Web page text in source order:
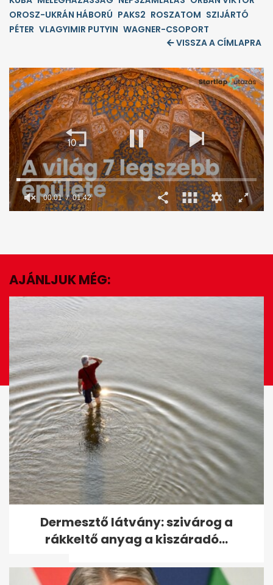
OROSZ-UKRÁN HÁBORÚ PAKS2 ROSZATOM SZIJÁRTÓ
PÉTER VLAGYIMIR PUTYIN WAGNER-CSOPORT
VISSZA A CÍMLAPRA
minute,
seconds
EZ IS ÉRDEKELHET
Tusványoson úgy látják,
Orbánnak nem kell
változtatnia - A hét...
AJÁNLJUK MÉG:
Dermesztő látvány: szivárog a
rákkeltő anyag a kiszáradó...